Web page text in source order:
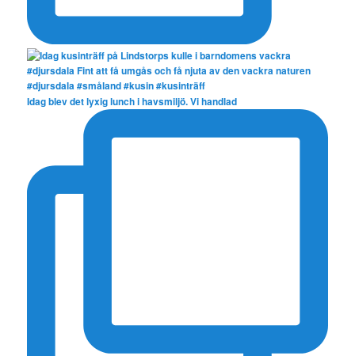
Idag blev det lyxig lunch i havsmiljö. Vi handlad